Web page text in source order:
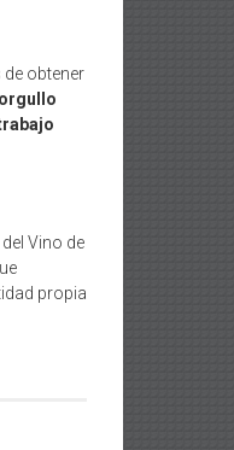
obtener
Vino de
propia